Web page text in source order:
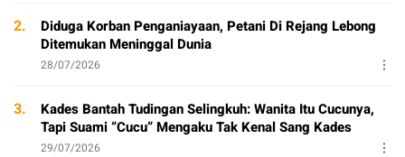
2.
Diduga Korban Penganiayaan, Petani Di Rejang Lebong
Ditemukan Meninggal Dunia
28/07/2026
3.
Kades Bantah Tudingan Selingkuh: Wanita Itu Cucunya,
Tapi Suami “Cucu” Mengaku Tak Kenal Sang Kades
29/07/2026